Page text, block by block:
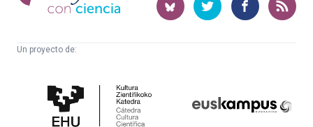
ciencia
Un proyecto de:
Cultura
Científica